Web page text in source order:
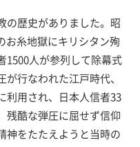
の歴史がありました。昭
お糸地獄にキリシタン殉
1500人が参列して除幕式
行なわれた江戸時代、
利用され、日本人信者33
残酷な弾圧に屈せず信仰
神をたたえようと当時の